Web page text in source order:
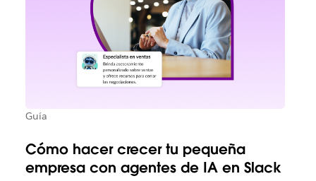
Guía
Cómo hacer crecer tu pequeña
empresa con agentes de IA en Slack